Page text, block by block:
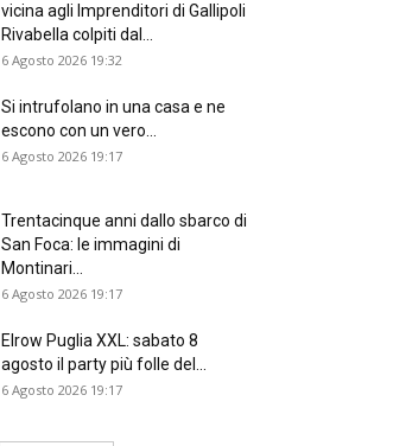
vicina agli Imprenditori di Gallipoli
Rivabella colpiti dal...
6 Agosto 2026 19:32
Si intrufolano in una casa e ne
escono con un vero...
6 Agosto 2026 19:17
Trentacinque anni dallo sbarco di
San Foca: le immagini di
Montinari...
6 Agosto 2026 19:17
Elrow Puglia XXL: sabato 8
agosto il party più folle del...
6 Agosto 2026 19:17